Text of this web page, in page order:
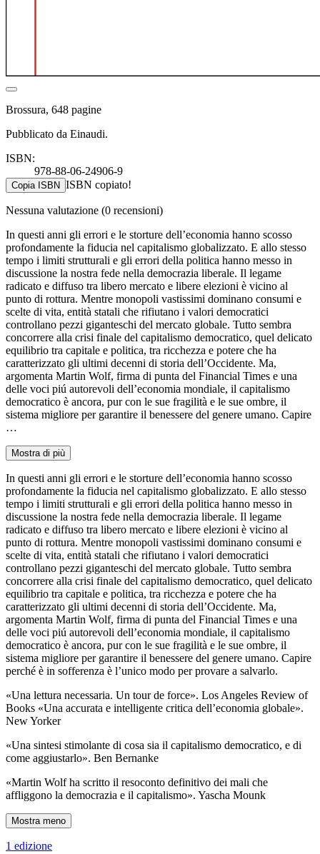
Brossura, 648 pagine
Pubblicato da Einaudi.
ISBN:
978-88-06-24906-9
Copia ISBN ISBN copiato!
Nessuna valutazione (0 recensioni)
In questi anni gli errori e le storture dell’economia hanno scosso
profondamente la fiducia nel capitalismo globalizzato. E allo stesso
tempo i limiti strutturali e gli errori della politica hanno messo in
discussione la nostra fede nella democrazia liberale. Il legame
radicato e diffuso tra libero mercato e libere elezioni è vicino al
punto di rottura. Mentre monopoli vastissimi dominano consumi e
scelte di vita, entità statali che rifiutano i valori democratici
controllano pezzi giganteschi del mercato globale. Tutto sembra
concorrere alla crisi finale del capitalismo democratico, quel delicato
equilibrio tra capitale e politica, tra ricchezza e potere che ha
caratterizzato gli ultimi decenni di storia dell’Occidente. Ma,
argomenta Martin Wolf, firma di punta del Financial Times e una
delle voci piú autorevoli dell’economia mondiale, il capitalismo
democratico è ancora, pur con le sue fragilità e le sue ombre, il
sistema migliore per garantire il benessere del genere umano. Capire
…
Mostra di più
In questi anni gli errori e le storture dell’economia hanno scosso
profondamente la fiducia nel capitalismo globalizzato. E allo stesso
tempo i limiti strutturali e gli errori della politica hanno messo in
discussione la nostra fede nella democrazia liberale. Il legame
radicato e diffuso tra libero mercato e libere elezioni è vicino al
punto di rottura. Mentre monopoli vastissimi dominano consumi e
scelte di vita, entità statali che rifiutano i valori democratici
controllano pezzi giganteschi del mercato globale. Tutto sembra
concorrere alla crisi finale del capitalismo democratico, quel delicato
equilibrio tra capitale e politica, tra ricchezza e potere che ha
caratterizzato gli ultimi decenni di storia dell’Occidente. Ma,
argomenta Martin Wolf, firma di punta del Financial Times e una
delle voci piú autorevoli dell’economia mondiale, il capitalismo
democratico è ancora, pur con le sue fragilità e le sue ombre, il
sistema migliore per garantire il benessere del genere umano. Capire
perché è in sofferenza è l’unico modo per provare a salvarlo.
«Una lettura necessaria. Un tour de force». Los Angeles Review of
Books «Una accurata e intelligente critica dell’economia globale».
New Yorker
«Una sintesi stimolante di cosa sia il capitalismo democratico, e di
come aggiustarlo». Ben Bernanke
«Martin Wolf ha scritto il resoconto definitivo dei mali che
affliggono la democrazia e il capitalismo». Yascha Mounk
Mostra meno
1 edizione